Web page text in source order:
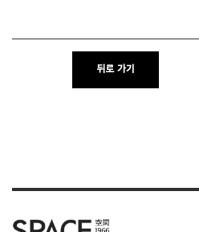
뒤로 가기